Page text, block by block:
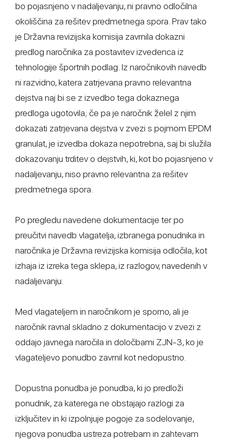
bo pojasnjeno v nadaljevanju, ni pravno odločilna
okoliščina za rešitev predmetnega spora. Prav tako
je Državna revizijska komisija zavrnila dokazni
predlog naročnika za postavitev izvedenca iz
tehnologije športnih podlag. Iz naročnikovih navedb
ni razvidno, katera zatrjevana pravno relevantna
dejstva naj bi se z izvedbo tega dokaznega
predloga ugotovila; če pa je naročnik želel z njim
dokazati zatrjevana dejstva v zvezi s pojmom EPDM
granulat, je izvedba dokaza nepotrebna, saj bi služila
dokazovanju trditev o dejstvih, ki, kot bo pojasnjeno v
nadaljevanju, niso pravno relevantna za rešitev
predmetnega spora.
Po pregledu navedene dokumentacije ter po
preučitvi navedb vlagatelja, izbranega ponudnika in
naročnika je Državna revizijska komisija odločila, kot
izhaja iz izreka tega sklepa, iz razlogov, navedenih v
nadaljevanju.
Med vlagateljem in naročnikom je sporno, ali je
naročnik ravnal skladno z dokumentacijo v zvezi z
oddajo javnega naročila in določbami ZJN-3, ko je
vlagateljevo ponudbo zavrnil kot nedopustno.
Dopustna ponudba je ponudba, ki jo predloži
ponudnik, za katerega ne obstajajo razlogi za
izključitev in ki izpolnjuje pogoje za sodelovanje,
njegova ponudba ustreza potrebam in zahtevam